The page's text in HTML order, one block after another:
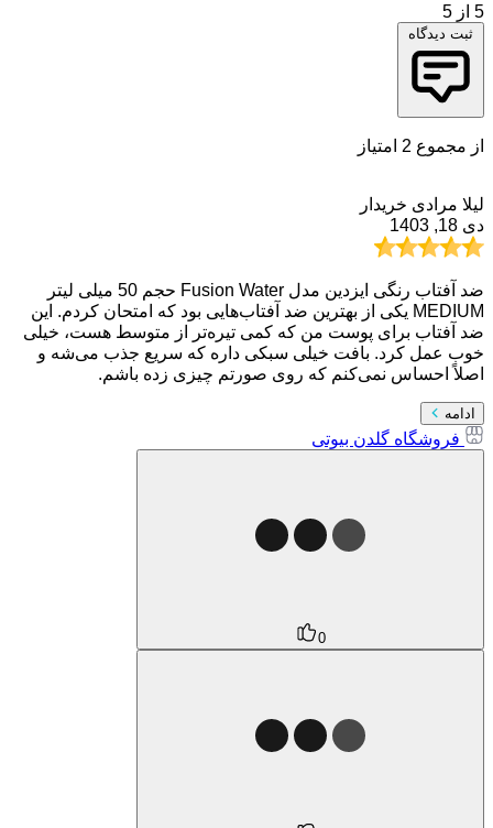
5 از 5
ثبت دیدگاه
از مجموع 2 امتیاز
لیلا مرادی خریدار
دی 18, 1403
ضد آفتاب رنگی ایزدین مدل Fusion Water حجم 50 میلی لیتر
MEDIUM یکی از بهترین ضد آفتاب‌هایی بود که امتحان کردم. این
ضد آفتاب برای پوست من که کمی تیره‌تر از متوسط هست، خیلی
خوب عمل کرد. بافت خیلی سبکی داره که سریع جذب می‌شه و
اصلاً احساس نمی‌کنم که روی صورتم چیزی زده باشم.
ادامه
فروشگاه گلدن بیوتی
0